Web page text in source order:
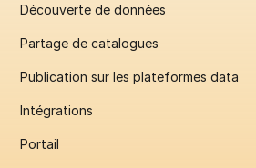
Découverte de données
Partage de catalogues
Publication sur les plateformes data
Intégrations
Portail